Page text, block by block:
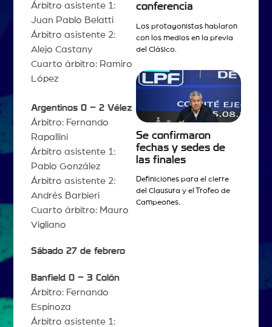
Árbitro asistente 1:
Juan Pablo Belatti
Árbitro asistente 2:
Alejo Castany
Cuarto árbitro: Ramiro
López
Argentinos 0 – 2 Vélez
Árbitro: Fernando
Rapallini
Árbitro asistente 1:
Pablo González
Árbitro asistente 2:
Andrés Barbieri
Cuarto árbitro: Mauro
Vigliano
Sábado 27 de febrero
Banfield 0 – 3 Colón
Árbitro: Fernando
Espinoza
Árbitro asistente 1:
conferencia
Los protagonistas hablaron
con los medios en la previa
del Clásico.
Se confirmaron
fechas y sedes de
las finales
Definiciones para el cierre
del Clausura y el Trofeo de
Campeones.